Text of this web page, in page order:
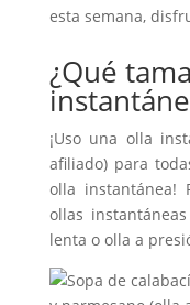
esta semana,
¿Qué
¡Uso una olla
afiliado) para
olla instantánea!
ollas
lenta o olla a